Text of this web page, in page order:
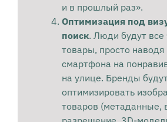
и в прошлый раз».
Оптимизация под
поиск. Люди будут все
товары, просто
смартфона на
на улице. Бренды
оптимизировать
товаров (метаданные,